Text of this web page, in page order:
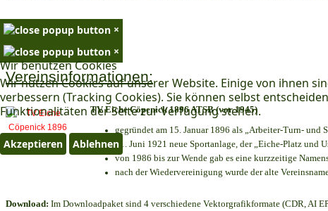
Wir benutzen Cookies
Wir nutzen Cookies auf unserer Website. Einige von ihnen
verbessern (Tracking Cookies). Sie können selbst
Funktionalitäten der Seite zur Verfügung stehen.
Akzeptieren Ablehnen
×
×
Vereinsinformationen:
TV Eiche Cöpenick 1896 ATSB (vor 1945)
gegründet am 15. Januar 1896 als „Arbeiter-Turn- und
21. Juni 1921 neue Sportanlage, der „Eiche-Platz und
von 1986 bis zur Wende gab es eine kurzzeitige
nach der Wiedervereinigung wurde der alte
Download: Im Downloadpaket sind 4 verschiedene Vektorgrafikformate (CDR, AI